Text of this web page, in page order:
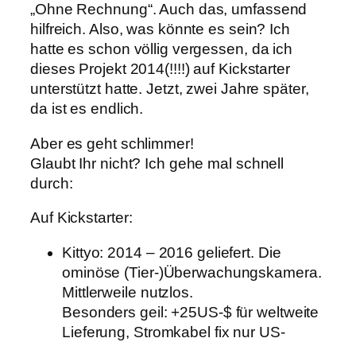
„Ohne Rechnung“. Auch das, umfassend
hilfreich. Also, was könnte es sein? Ich
hatte es schon völlig vergessen, da ich
dieses Projekt 2014(!!!!) auf Kickstarter
unterstützt hatte. Jetzt, zwei Jahre später,
da ist es endlich.
Aber es geht schlimmer!
Glaubt Ihr nicht? Ich gehe mal schnell
durch:
Auf Kickstarter:
Kittyo: 2014 – 2016 geliefert. Die
ominöse (Tier-)Überwachungskamera.
Mittlerweile nutzlos.
Besonders geil: +25US-$ für weltweite
Lieferung, Stromkabel fix nur US-